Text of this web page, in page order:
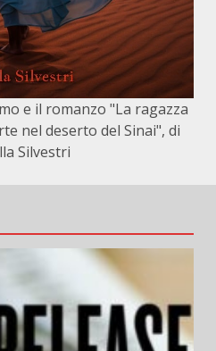
e il romanzo "La ragazza
nel deserto del Sinai", di
Silvestri